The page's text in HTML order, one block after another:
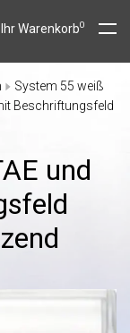
Ihr Warenkorb0
System 55 weiß
Beschriftungsfeld
und